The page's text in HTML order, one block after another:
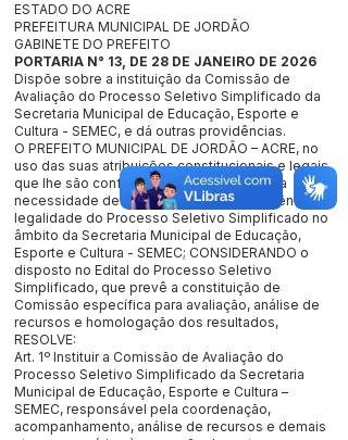
ESTADO DO ACRE
PREFEITURA MUNICIPAL DE JORDÃO
GABINETE DO PREFEITO
PORTARIA N° 13, DE 28 DE JANEIRO DE 2026
Dispõe sobre a instituição da Comissão de
Avaliação do Processo Seletivo Simplificado da
Secretaria Municipal de Educação, Esporte e
Cultura - SEMEC, e dá outras providências.
O PREFEITO MUNICIPAL DE JORDÃO – ACRE, no
uso das suas atribuições constitucionais e legais
que lhe são conferidas, CONSIDERANDO a
necessidade de garantir a lisura, transparência e
legalidade do Processo Seletivo Simplificado no
âmbito da Secretaria Municipal de Educação,
Esporte e Cultura - SEMEC; CONSIDERANDO o
disposto no Edital do Processo Seletivo
Simplificado, que prevê a constituição de
Comissão específica para avaliação, análise de
recursos e homologação dos resultados,
RESOLVE:
Art. 1º Instituir a Comissão de Avaliação do
Processo Seletivo Simplificado da Secretaria
Municipal de Educação, Esporte e Cultura –
SEMEC, responsável pela coordenação,
acompanhamento, análise de recursos e demais